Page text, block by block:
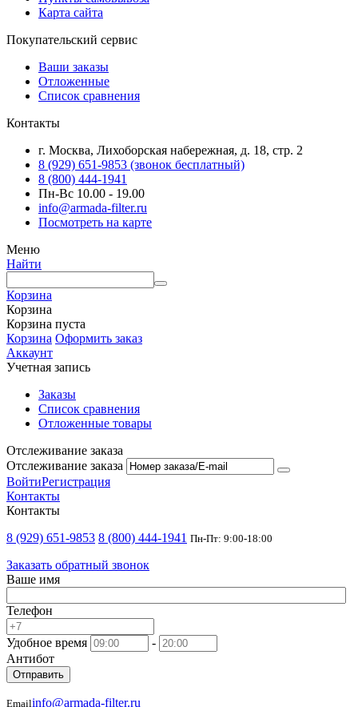
Карта сайта
Покупательский сервис
Ваши заказы
Отложенные
Список сравнения
Контакты
г. Москва, Лихоборская набережная, д. 18, стр. 2
8 (929) 651-9853 (звонок бесплатный)
8 (800) 444-1941
Пн-Вс 10.00 - 19.00
info@armada-filter.ru
Посмотреть на карте
Меню
Найти
Корзина
Корзина
Корзина пуста
Корзина Оформить заказ
Аккаунт
Учетная запись
Заказы
Список сравнения
Отложенные товары
Отслеживание заказа
Отслеживание заказа
ВойтиРегистрация
Контакты
Контакты
8 (929) 651-9853 8 (800) 444-1941 Пн-Пт: 9:00-18:00
Заказать обратный звонок
Ваше имя
Телефон
Удобное время
-
Антибот
Отправить
Emailinfo@armada-filter.ru